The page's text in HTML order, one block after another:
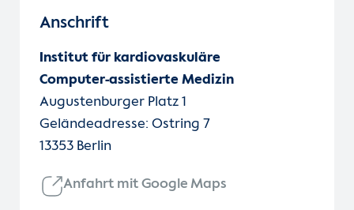
Anschrift
Institut für kardiovaskuläre
Computer-assistierte Medizin
Augustenburger Platz 1
Geländeadresse: Ostring 7
13353 Berlin
Anfahrt mit Google Maps